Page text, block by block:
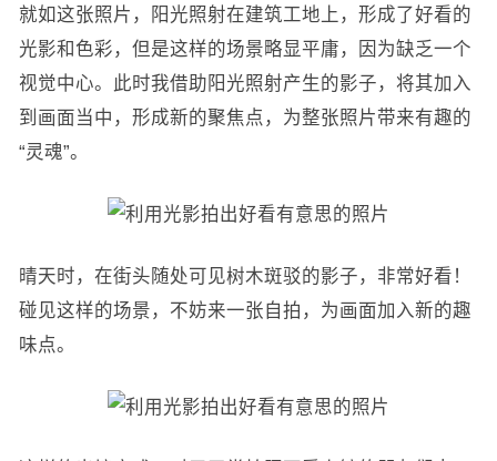
就如这张照片，阳光照射在建筑工地上，形成了好看的
光影和色彩，但是这样的场景略显平庸，因为缺乏一个
视觉中心。此时我借助阳光照射产生的影子，将其加入
到画面当中，形成新的聚焦点，为整张照片带来有趣的
“灵魂”。
晴天时，在街头随处可见树木斑驳的影子，非常好看！
碰见这样的场景，不妨来一张自拍，为画面加入新的趣
味点。